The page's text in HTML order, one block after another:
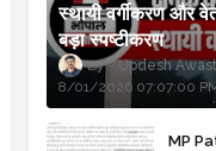
स्थायी वर्गीकरण और
बड़ा स्पष्टीकरण
Updesh
8/01/2026 07:07:00
MP